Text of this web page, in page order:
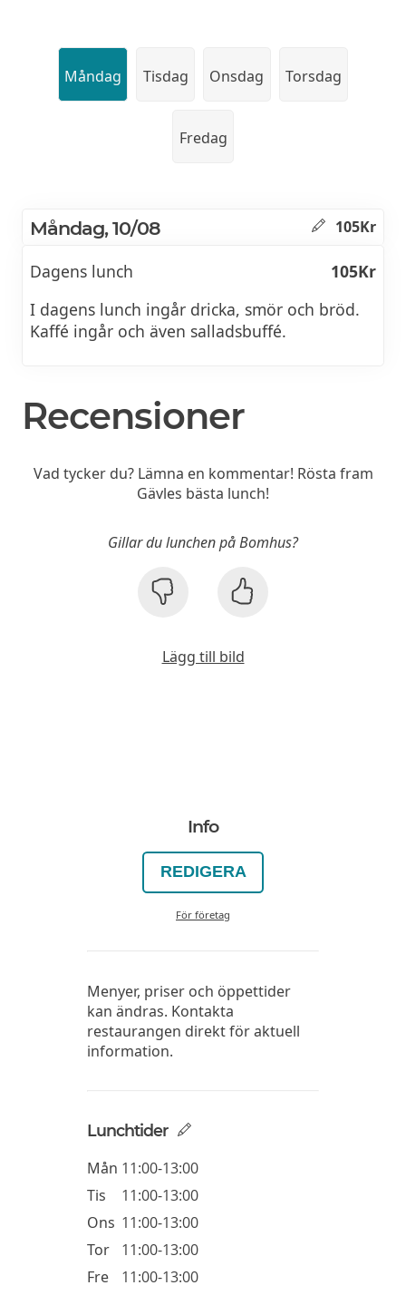
Måndag Tisdag Onsdag Torsdag
Fredag
Måndag, 10/08 105Kr
Dagens lunch
105Kr
I dagens lunch ingår dricka, smör och bröd.
Kaffé ingår och även salladsbuffé.
Recensioner
Vad tycker du? Lämna en kommentar! Rösta fram
Gävles bästa lunch!
Gillar du lunchen på Bomhus?
Lägg till bild
Info
REDIGERA
För företag
Menyer, priser och öppettider
kan ändras. Kontakta
restaurangen direkt för aktuell
information.
Lunchtider
Mån 11:00-13:00
Tis
11:00-13:00
Ons 11:00-13:00
Tor
11:00-13:00
Fre
11:00-13:00